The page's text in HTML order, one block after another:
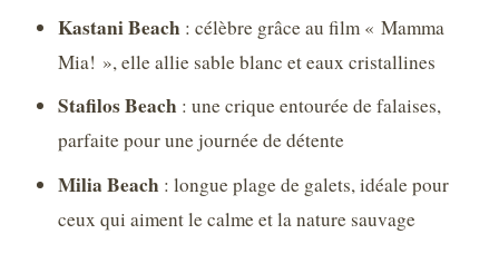
Kastani Beach : célèbre grâce au film « Mamma
Mia! », elle allie sable blanc et eaux cristallines
Stafilos Beach : une crique entourée de falaises,
parfaite pour une journée de détente
Milia Beach : longue plage de galets, idéale pour
ceux qui aiment le calme et la nature sauvage